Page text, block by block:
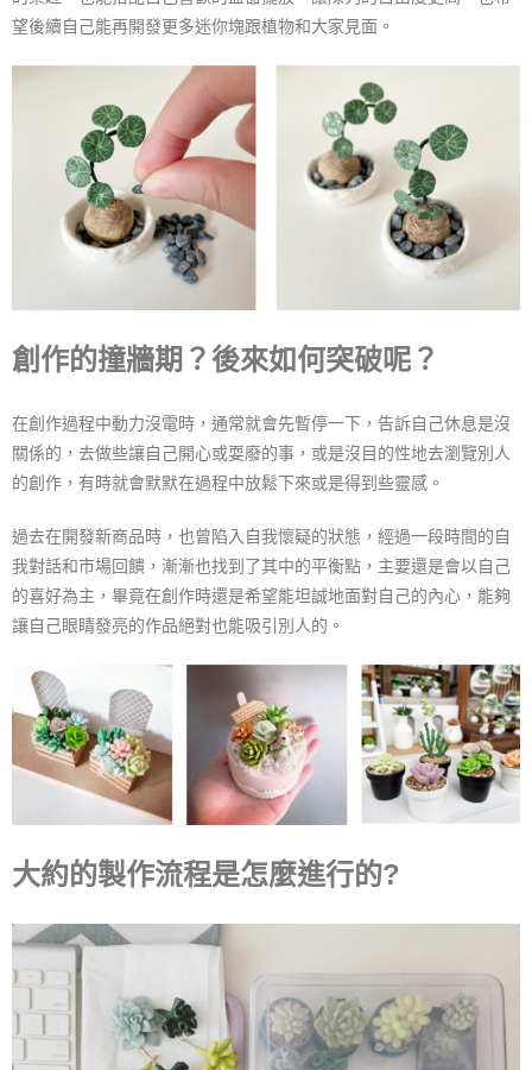
望後續自己能再開發更多迷你塊跟植物和大家見面。
創作的撞牆期？後來如何突破呢？
在創作過程中動力沒電時，通常就會先暫停一下，告訴自己休息是沒
關係的，去做些讓自己開心或耍廢的事，或是沒目的性地去瀏覽別人
的創作，有時就會默默在過程中放鬆下來或是得到些靈感。
過去在開發新商品時，也曾陷入自我懷疑的狀態，經過一段時間的自
我對話和市場回饋，漸漸也找到了其中的平衡點，主要還是會以自己
的喜好為主，畢竟在創作時還是希望能坦誠地面對自己的內心，能夠
讓自己眼睛發亮的作品絕對也能吸引別人的。
⼤約的製作流程是怎麼進行的?